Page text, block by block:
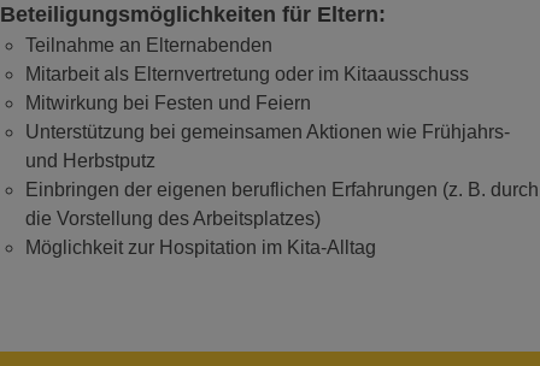
Beteiligungsmöglichkeiten für Eltern:
Teilnahme an Elternabenden
Mitarbeit als Elternvertretung oder im Kitaausschuss
Mitwirkung bei Festen und Feiern
Unterstützung bei gemeinsamen Aktionen wie Frühjahrs-
und Herbstputz
Einbringen der eigenen beruflichen Erfahrungen (z. B. durch
die Vorstellung des Arbeitsplatzes)
Möglichkeit zur Hospitation im Kita-Alltag